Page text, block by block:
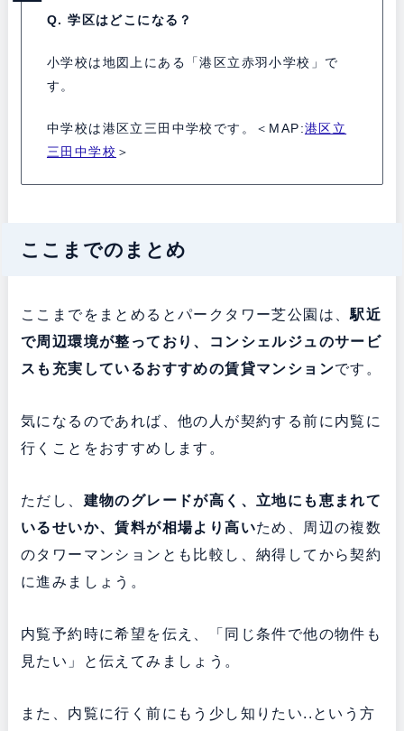
Q. 学区はどこになる？
小学校は地図上にある「港区立赤羽小学校」で
す。
中学校は港区立三田中学校です。＜MAP:港区立
三田中学校 ＞
ここまでのまとめ
ここまでをまとめるとパークタワー芝公園は、駅近
で周辺環境が整っており、コンシェルジュのサービ
スも充実しているおすすめの賃貸マンションです。
気になるのであれば、他の人が契約する前に内覧に
行くことをおすすめします。
ただし、 建物のグレードが高く、立地にも恵まれて
いるせいか、賃料が相場より高いため、周辺の複数
のタワーマンションとも比較し、納得してから契約
に進みましょう。
内覧予約時に希望を伝え、「同じ条件で他の物件も
見たい」と伝えてみましょう。
また、内覧に行く前にもう少し知りたい..という方